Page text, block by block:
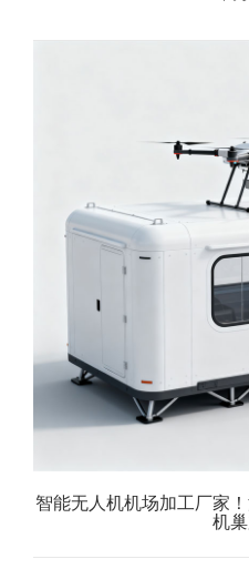
智能无人机机场加工厂家
机